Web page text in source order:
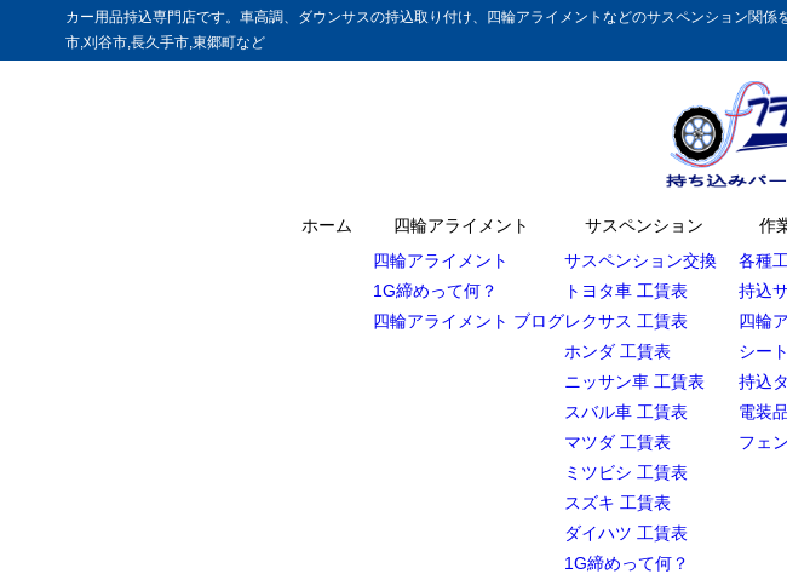
カー用品持込専門店です。車高調、ダウンサスの持込取り付け、四輪アライメントなどのサスペンション関
市,刈谷市,長久手市,東郷町など
ホーム
四輪アライメント
四輪アライメント
1G締めって何？
四輪アライメント ブログ
サスペンション
サスペンション交換
トヨタ車 工賃表
レクサス 工賃表
ホンダ 工賃表
ニッサン車 工賃表
スバル車 工賃表
マツダ 工賃表
ミツビシ 工賃表
スズキ 工賃表
ダイハツ 工賃表
1G締めって何？
作
各種
持込
四輪
シー
持込
電装
フェ